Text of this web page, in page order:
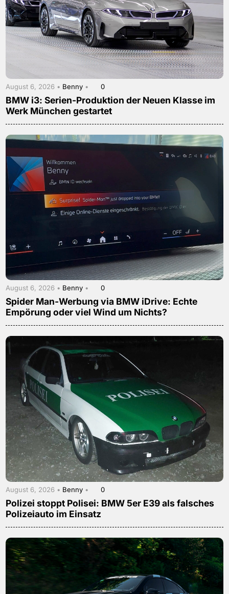
August 6, 2026 • Benny • 0
BMW i3: Serien-Produktion der Neuen Klasse im
Werk München gestartet
August 6, 2026 • Benny • 0
Spider Man-Werbung via BMW iDrive: Echte
Empörung oder viel Wind um Nichts?
August 6, 2026 • Benny • 0
Polizei stoppt Polisei: BMW 5er E39 als falsches
Polizeiauto im Einsatz